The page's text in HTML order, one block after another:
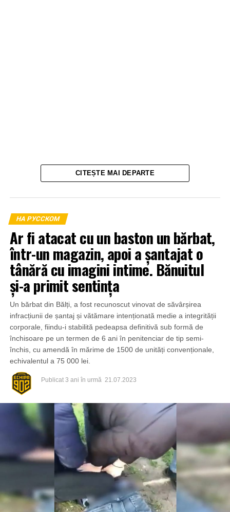
CITEȘTE MAI DEPARTE
НА РУССКОМ
Ar fi atacat cu un baston un bărbat,
într-un magazin, apoi a șantajat o
tânără cu imagini intime. Bănuitul
și-a primit sentința
Un bărbat din Bălți, a fost recunoscut vinovat de săvârșirea
infracțiunii de șantaj și vătămare intenționată medie a integrității
corporale, fiindu-i stabilită pedeapsa definitivă sub formă de
închisoare pe un termen de 6 ani în penitenciar de tip semi-
închis, cu amendă în mărime de 1500 de unități convenționale,
echivalentul a 75 000 lei.
Publicat 3 ani în urmă 21.07.2023